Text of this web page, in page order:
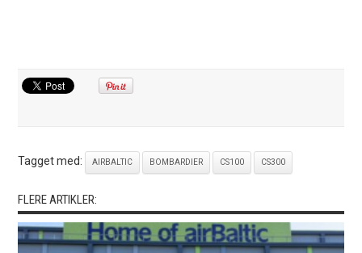
Tagget med: AIRBALTIC BOMBARDIER CS100 CS300
FLERE ARTIKLER: